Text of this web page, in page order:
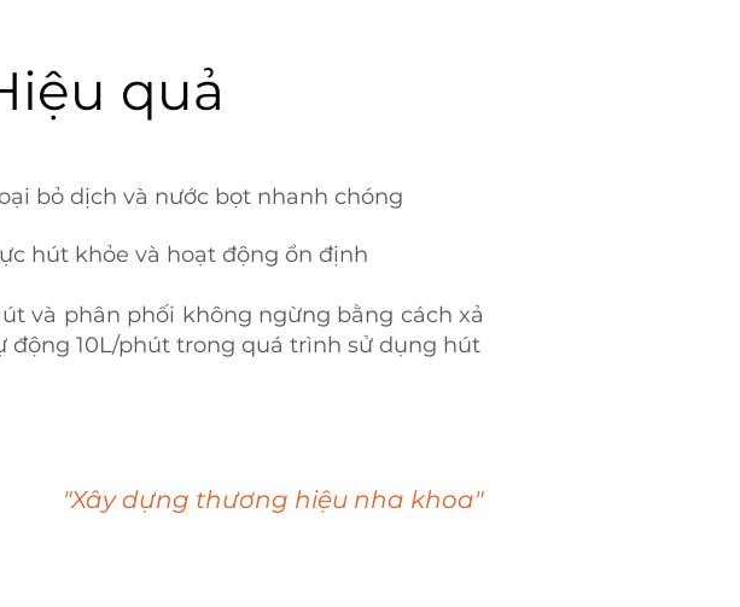
quả
bỏ dịch và nước bọt nhanh chóng
hút khỏe và hoạt động ổn định
và phân phối không ngừng bằng cách xả
động 10L/phút trong quá trình sử dụng hút
"Xây dựng thương hiệu nha khoa"